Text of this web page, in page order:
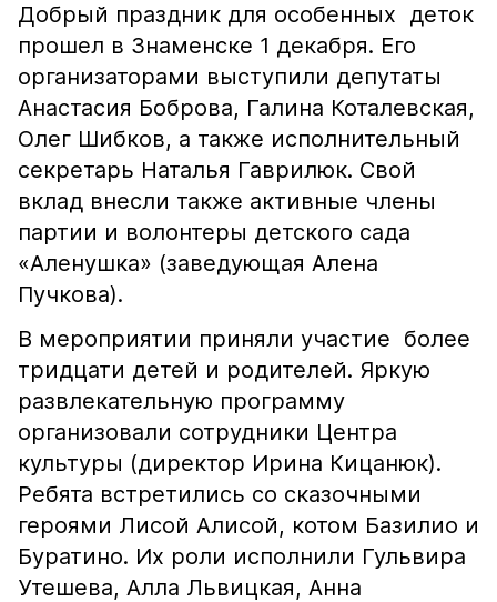
Добрый праздник для особенных деток
прошел в Знаменске 1 декабря. Его
организаторами выступили депутаты
Анастасия Боброва, Галина Коталевская,
Олег Шибков, а также исполнительный
секретарь Наталья Гаврилюк. Свой
вклад внесли также активные члены
партии и волонтеры детского сада
«Аленушка» (заведующая Алена
Пучкова).
В мероприятии приняли участие более
тридцати детей и родителей. Яркую
развлекательную программу
организовали сотрудники Центра
культуры (директор Ирина Кицанюк).
Ребята встретились со сказочными
героями Лисой Алисой, котом Базилио и
Буратино. Их роли исполнили Гульвира
Утешева, Алла Львицкая, Анна